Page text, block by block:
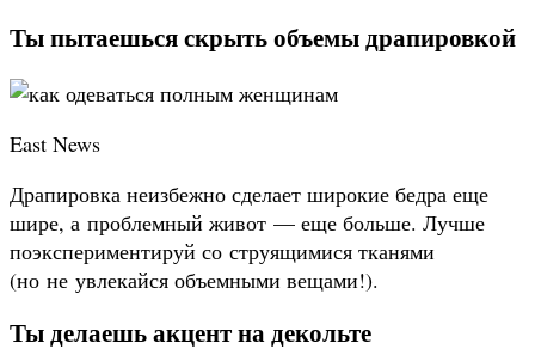
Ты пытаешься скрыть объемы драпировкой
East News
Драпировка неизбежно сделает широкие бедра еще
шире, а проблемный живот — еще больше. Лучше
поэкспериментируй со струящимися тканями
(но не увлекайся объемными вещами!).
Ты делаешь акцент на декольте